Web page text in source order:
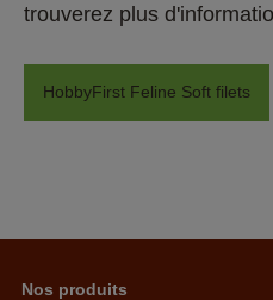
trouverez plus
HobbyFirst Feline Soft filets
Nos produits